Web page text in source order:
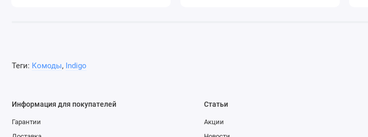
Теги: Комоды, Indigo
Информация для покупателей
Гарантии
Статьи
Акции